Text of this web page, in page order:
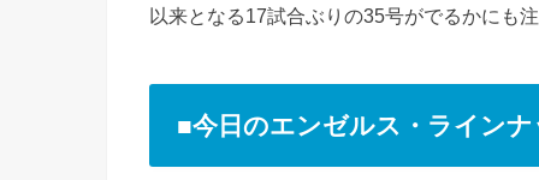
以来となる17試合ぶりの35号がでるかにも注
■今日のエンゼルス・ラインナ